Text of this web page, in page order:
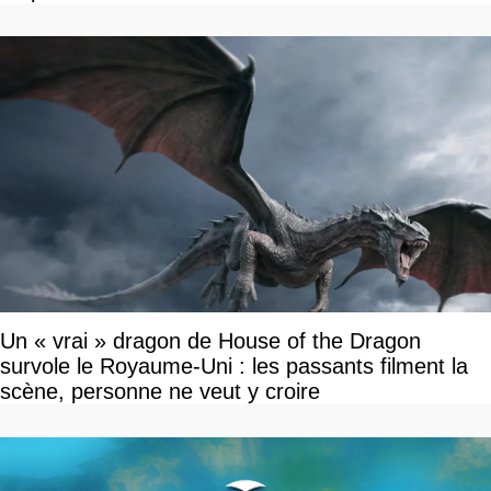
Un « vrai » dragon de House of the Dragon
survole le Royaume-Uni : les passants filment la
scène, personne ne veut y croire